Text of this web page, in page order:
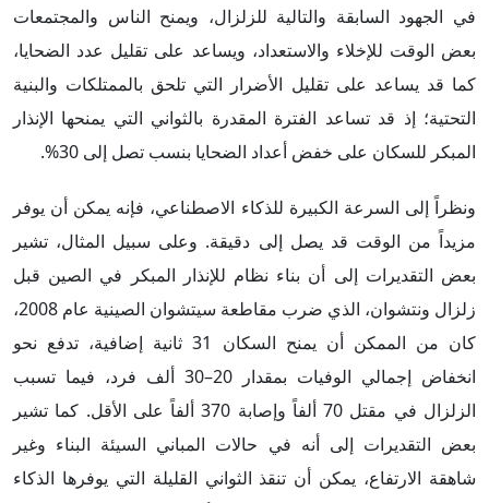
في الجهود السابقة والتالية للزلزال، ويمنح الناس والمجتمعات
بعض الوقت للإخلاء والاستعداد، ويساعد على تقليل عدد الضحايا،
كما قد يساعد على تقليل الأضرار التي تلحق بالممتلكات والبنية
التحتية؛ إذ قد تساعد الفترة المقدرة بالثواني التي يمنحها الإنذار
المبكر للسكان على خفض أعداد الضحايا بنسب تصل إلى 30%.
ونظراً إلى السرعة الكبيرة للذكاء الاصطناعي، فإنه يمكن أن يوفر
مزيداً من الوقت قد يصل إلى دقيقة. وعلى سبيل المثال، تشير
بعض التقديرات إلى أن بناء نظام للإنذار المبكر في الصين قبل
زلزال ونتشوان، الذي ضرب مقاطعة سيتشوان الصينية عام 2008،
كان من الممكن أن يمنح السكان 31 ثانية إضافية، تدفع نحو
انخفاض إجمالي الوفيات بمقدار 20–30 ألف فرد، فيما تسبب
الزلزال في مقتل 70 ألفاً وإصابة 370 ألفاً على الأقل. كما تشير
بعض التقديرات إلى أنه في حالات المباني السيئة البناء وغير
شاهقة الارتفاع، يمكن أن تنقذ الثواني القليلة التي يوفرها الذكاء